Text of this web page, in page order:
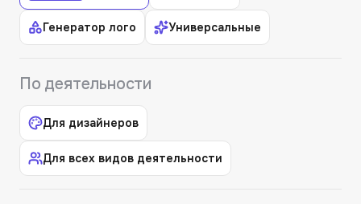
Генератор лого Универсальные
По деятельности
Для дизайнеров
Для всех видов деятельности